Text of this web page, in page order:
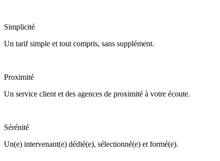
Simplicité
Un tarif simple et tout compris, sans supplément.
Proximité
Un service client et des agences de proximité à votre écoute.
Sérénité
Un(e) intervenant(e) dédié(e), sélectionné(e) et formé(e).